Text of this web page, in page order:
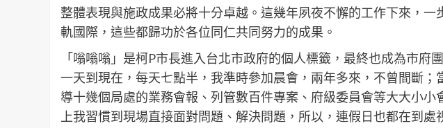
整體表現與施政成果必將十分卓越。這幾年夙夜不懈的工作下來，
軌國際，這些都歸功於各位同仁共同努力的成果。​​
「嗡嗡嗡」是柯P市長進入台北市政府的個人標籤，最終也成為市府
一天到現在，每天七點半，我準時參加晨會，兩年多來，不曾間斷；
導十幾個局處的業務會報、列管數百件專案、府級委員會等大大小小
上我習慣到現場直接面對問題、解決問題，所以，連假日也都在到